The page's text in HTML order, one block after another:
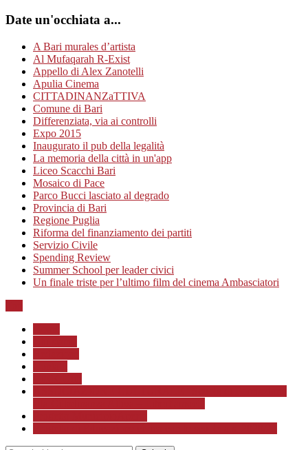
Date un'occhiata a...
A Bari murales d’artista
Al Mufaqarah R-Exist
Appello di Alex Zanotelli
Apulia Cinema
CITTADINANZaTTIVA
Comune di Bari
Differenziata, via ai controlli
Expo 2015
Inaugurato il pub della legalità
La memoria della città in un'app
Liceo Scacchi Bari
Mosaico di Pace
Parco Bucci lasciato al degrado
Provincia di Bari
Regione Puglia
Riforma del finanziamento dei partiti
Servizio Civile
Spending Review
Summer School per leader civici
Un finale triste per l’ultimo film del cinema Ambasciatori